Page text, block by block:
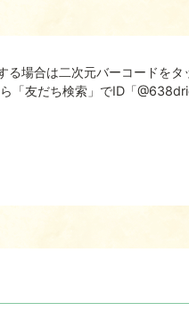
る場合は二次元バーコードを
「友だち検索」でID「